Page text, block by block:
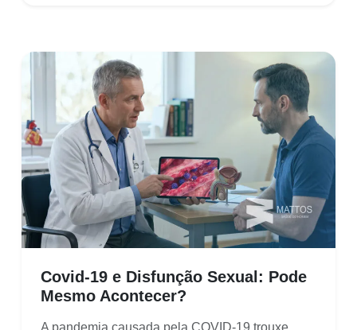
Covid-19 e Disfunção Sexual: Pode
Mesmo Acontecer?
A pandemia causada pela COVID-19 trouxe